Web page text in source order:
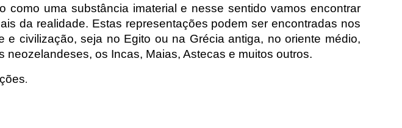
como uma substância imaterial e nesse sentido vamos encontrar
da realidade. Estas representações podem ser encontradas nos
e civilização, seja no Egito ou na Grécia antiga, no oriente médio,
neozelandeses, os Incas, Maias, Astecas e muitos outros.
.